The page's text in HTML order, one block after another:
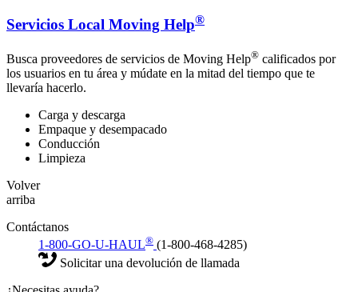
Servicios Local Moving Help®
Busca proveedores de servicios de Moving Help® calificados por
los usuarios en tu área y múdate en la mitad del tiempo que te
llevaría hacerlo.
Carga y descarga
Empaque y desempacado
Conducción
Limpieza
Volver
arriba
Contáctanos
1-800-GO-U-HAUL® (1-800-468-4285)
Solicitar una devolución de llamada